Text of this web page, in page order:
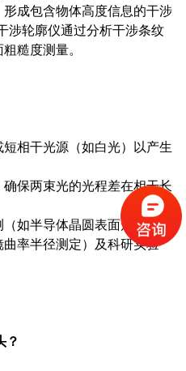
成包含物体高度信息的干涉
涉轮廓仪通过分析干涉条纹
糙度测量。
相干光源（如白光）以产生
保两束光的光程差在相干长
如半导体晶圆表面形貌测
率半径测定）及科研实验
？